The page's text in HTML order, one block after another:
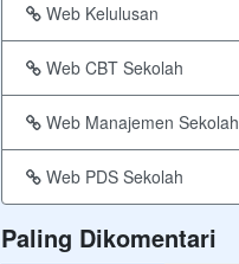
Web Kelulusan
Web CBT Sekolah
Web Manajemen Sekolah
Web PDS Sekolah
Paling Dikomentari